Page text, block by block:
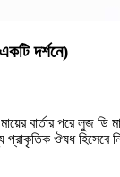
দর্শনে)
বার্তার পরে লুজ ডি
ঔষধ হিসেবে